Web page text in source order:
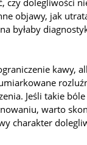
czy dolegliwości
objawy, jak
byłaby
kawy,
Jeśli takie bóle
warto
charakter